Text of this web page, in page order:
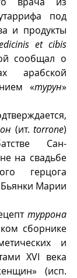
под
и продукты
et cibis
сообщал о
арабской
«турун»
(ит. torrone)
Сан-
на свадьбе
герцога
Марии
туррона
сборнике
и
XVI века